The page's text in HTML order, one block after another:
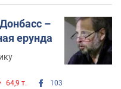
–
ерунда
64,9 т. 103